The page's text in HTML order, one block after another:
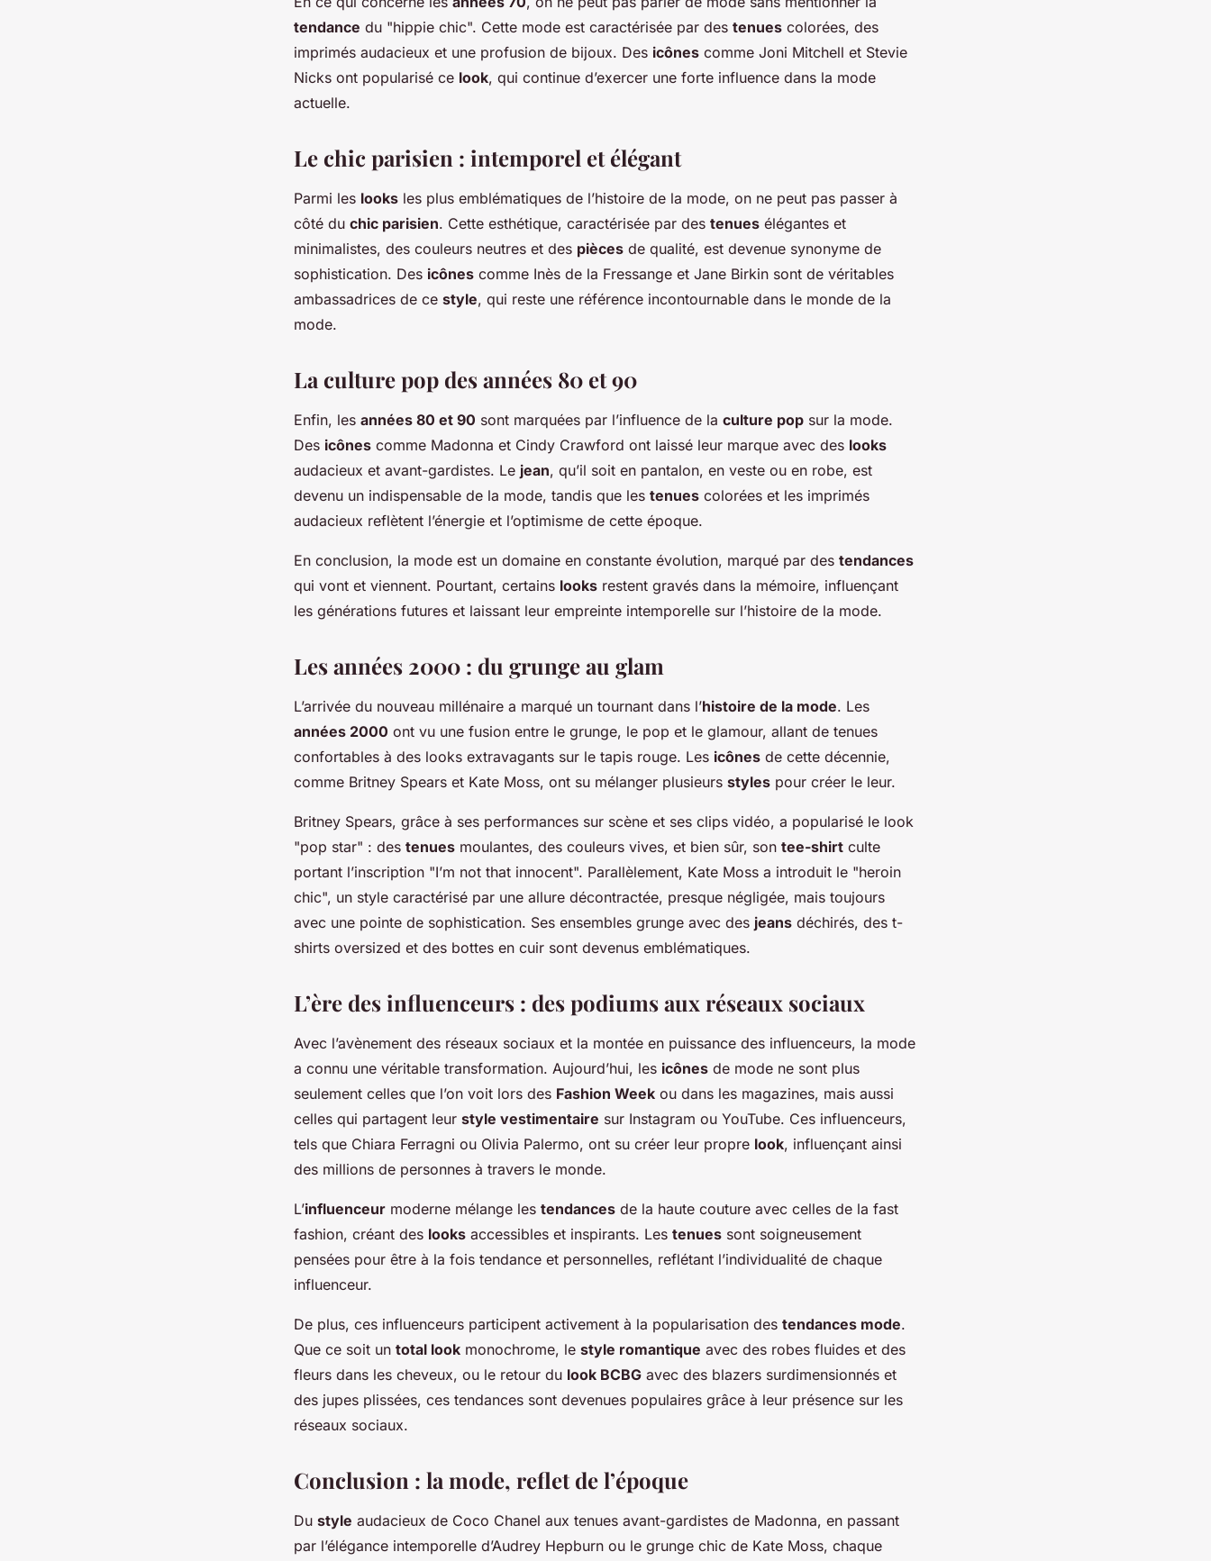
tendance du "hippie chic". Cette mode est caractérisée par des tenues colorées, des
imprimés audacieux et une profusion de bijoux. Des icônes comme Joni Mitchell et Stevie
Nicks ont popularisé ce look, qui continue d’exercer une forte influence dans la mode
actuelle.
Le chic parisien : intemporel et élégant
Parmi les looks les plus emblématiques de l’histoire de la mode, on ne peut pas passer à
côté du chic parisien. Cette esthétique, caractérisée par des tenues élégantes et
minimalistes, des couleurs neutres et des pièces de qualité, est devenue synonyme de
sophistication. Des icônes comme Inès de la Fressange et Jane Birkin sont de véritables
ambassadrices de ce style, qui reste une référence incontournable dans le monde de la
mode.
La culture pop des années 80 et 90
Enfin, les années 80 et 90 sont marquées par l’influence de la culture pop sur la mode.
Des icônes comme Madonna et Cindy Crawford ont laissé leur marque avec des looks
audacieux et avant-gardistes. Le jean, qu’il soit en pantalon, en veste ou en robe, est
devenu un indispensable de la mode, tandis que les tenues colorées et les imprimés
audacieux reflètent l’énergie et l’optimisme de cette époque.
En conclusion, la mode est un domaine en constante évolution, marqué par des tendances
qui vont et viennent. Pourtant, certains looks restent gravés dans la mémoire, influençant
les générations futures et laissant leur empreinte intemporelle sur l’histoire de la mode.
Les années 2000 : du grunge au glam
L’arrivée du nouveau millénaire a marqué un tournant dans l’histoire de la mode. Les
années 2000 ont vu une fusion entre le grunge, le pop et le glamour, allant de tenues
confortables à des looks extravagants sur le tapis rouge. Les icônes de cette décennie,
comme Britney Spears et Kate Moss, ont su mélanger plusieurs styles pour créer le leur.
Britney Spears, grâce à ses performances sur scène et ses clips vidéo, a popularisé le look
"pop star" : des tenues moulantes, des couleurs vives, et bien sûr, son tee-shirt culte
portant l’inscription "I’m not that innocent". Parallèlement, Kate Moss a introduit le "heroin
chic", un style caractérisé par une allure décontractée, presque négligée, mais toujours
avec une pointe de sophistication. Ses ensembles grunge avec des jeans déchirés, des t-
shirts oversized et des bottes en cuir sont devenus emblématiques.
L’ère des influenceurs : des podiums aux réseaux sociaux
Avec l’avènement des réseaux sociaux et la montée en puissance des influenceurs, la mode
a connu une véritable transformation. Aujourd’hui, les icônes de mode ne sont plus
seulement celles que l’on voit lors des Fashion Week ou dans les magazines, mais aussi
celles qui partagent leur style vestimentaire sur Instagram ou YouTube. Ces influenceurs,
tels que Chiara Ferragni ou Olivia Palermo, ont su créer leur propre look, influençant ainsi
des millions de personnes à travers le monde.
L’influenceur moderne mélange les tendances de la haute couture avec celles de la fast
fashion, créant des looks accessibles et inspirants. Les tenues sont soigneusement
pensées pour être à la fois tendance et personnelles, reflétant l’individualité de chaque
influenceur.
De plus, ces influenceurs participent activement à la popularisation des tendances mode.
Que ce soit un total look monochrome, le style romantique avec des robes fluides et des
fleurs dans les cheveux, ou le retour du look BCBG avec des blazers surdimensionnés et
des jupes plissées, ces tendances sont devenues populaires grâce à leur présence sur les
réseaux sociaux.
Conclusion : la mode, reflet de l’époque
Du style audacieux de Coco Chanel aux tenues avant-gardistes de Madonna, en passant
par l’élégance intemporelle d’Audrey Hepburn ou le grunge chic de Kate Moss, chaque